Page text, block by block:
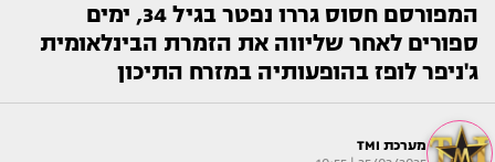
המפורסם חסוס גררו נפטר בגיל 34, ימים
ספורים לאחר שליווה את הזמרת הבינלאומית
ג'ניפר לופז בהופעותיה במזרח התיכון
מערכת TMI